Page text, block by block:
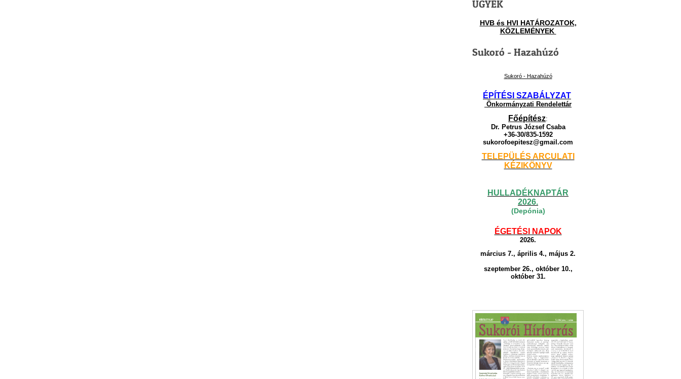
ÜGYEK
HVB és HVI HATÁROZATOK,
KÖZLEMÉNYEK
Sukoró - Hazahúzó
Sukoró - Hazahúzó
ÉPÍTÉSI SZABÁLYZAT
Önkormányzati Rendelettár
Főépítész:
Dr. Petrus József Csaba
+36-30/835-1592
sukorofoepitesz@gmail.com
TELEPÜLÉS ARCULATI
KÉZIKÖNYV
HULLADÉKNAPTÁR
2026.
(Depónia)
ÉGETÉSI NAPOK
2026.
március 7., április 4., május 2.
szeptember 26., október 10.,
október 31.